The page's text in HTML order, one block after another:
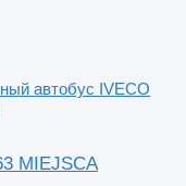
автобус IVECO
MIEJSCA